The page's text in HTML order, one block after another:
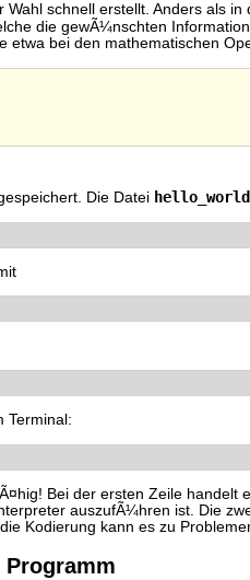
Wahl schnell erstellt. Anders als
die gewÃ¼nschten
etwa bei den mathematischen
Die Datei
Terminal:
Bei der ersten Zeile
auszufÃ¼hren ist. Die
Kodierung kann es zu